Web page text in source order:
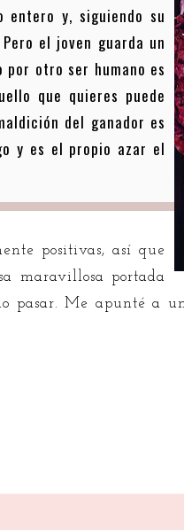
entero y, siguiendo su
el joven guarda un
otro ser humano es
que quieres puede
del ganador es
y es el propio azar el
positivas, así que
maravillosa portada
Me apunté a